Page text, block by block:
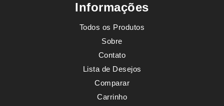
Informações
Todos os Produtos
Sobre
Contato
Lista de Desejos
Comparar
Carrinho